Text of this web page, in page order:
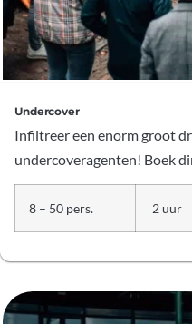
Undercover
Infiltreer een enorm groot
undercoveragenten! Boek
8 – 50 pers. 2 uur